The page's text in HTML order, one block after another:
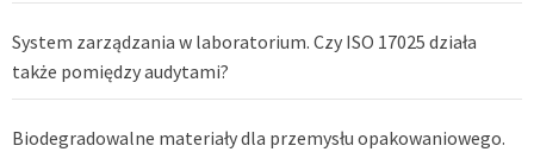
System zarządzania w laboratorium. Czy ISO 17025 działa
także pomiędzy audytami?
Biodegradowalne materiały dla przemysłu opakowaniowego.